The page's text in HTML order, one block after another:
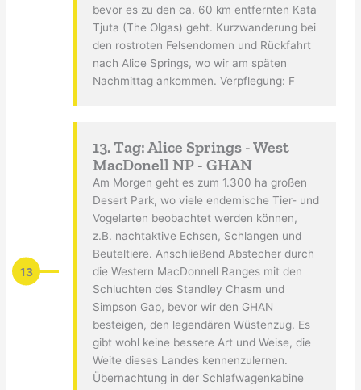
bevor es zu den ca. 60 km entfernten Kata
Tjuta (The Olgas) geht. Kurzwanderung bei
den rostroten Felsendomen und Rückfahrt
nach Alice Springs, wo wir am späten
Nachmittag ankommen. Verpflegung: F
13
13. Tag: Alice Springs - West
MacDonell NP - GHAN
Am Morgen geht es zum 1.300 ha großen
Desert Park, wo viele endemische Tier- und
Vogelarten beobachtet werden können,
z.B. nachtaktive Echsen, Schlangen und
Beuteltiere. Anschließend Abstecher durch
die Western MacDonnell Ranges mit den
Schluchten des Standley Chasm und
Simpson Gap, bevor wir den GHAN
besteigen, den legendären Wüstenzug. Es
gibt wohl keine bessere Art und Weise, die
Weite dieses Landes kennenzulernen.
Übernachtung in der Schlafwagenkabine